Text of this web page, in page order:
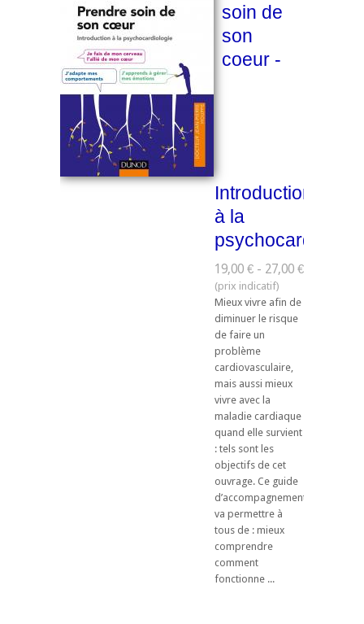
soin de
son
coeur -
Introduction
à la
19,00 € - 27,00 €
Mieux vivre afin de
diminuer le risque
de faire un
problème
cardiovasculaire,
mais aussi mieux
vivre avec la
maladie cardiaque
quand elle survient
: tels sont les
objectifs de cet
ouvrage. Ce guide
d’accompagnement
va permettre à
tous de : mieux
comprendre
comment
fonctionne ...